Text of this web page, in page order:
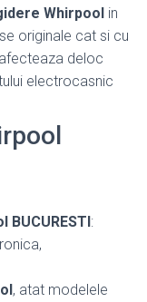
Whirpool in
originale cat si cu
deloc
electrocasnic
:
, atat modelele